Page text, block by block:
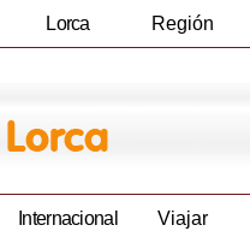
Lorca Región
Internacional Viajar